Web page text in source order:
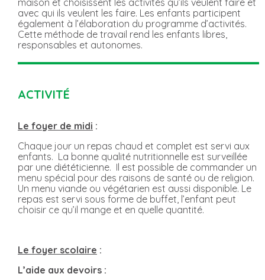
maison et choisissent les activités qu’ils veulent faire et
avec qui ils veulent les faire. Les enfants participent
également à l’élaboration du programme d’activités.
Cette méthode de travail rend les enfants libres,
responsables et autonomes.
ACTIVITÉ
Le foyer de midi :
Chaque jour un repas chaud et complet est servi aux
enfants. La bonne qualité nutritionnelle est surveillée
par une diététicienne. Il est possible de commander un
menu spécial pour des raisons de santé ou de religion.
Un menu viande ou végétarien est aussi disponible. Le
repas est servi sous forme de buffet, l’enfant peut
choisir ce qu’il mange et en quelle quantité.
Le foyer scolaire :
L’aide aux devoirs :